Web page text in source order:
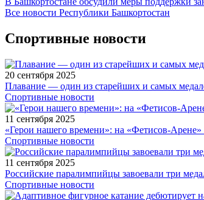
Все новости Республики Башкортостан
Спортивные новости
20 сентября 2025
Плавание — один из старейших и самых
Спортивные новости
11 сентября 2025
«Герои нашего времени»: на «Фетисов-
Спортивные новости
11 сентября 2025
Российские паралимпийцы завоевали три
Спортивные новости